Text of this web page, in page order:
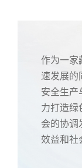
作为一家
速发展的
安全生产
力打造绿
会的协调
效益和社